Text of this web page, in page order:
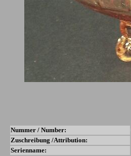
Nummer / Number:
Zuschreibung /Attribution:
Serienname: